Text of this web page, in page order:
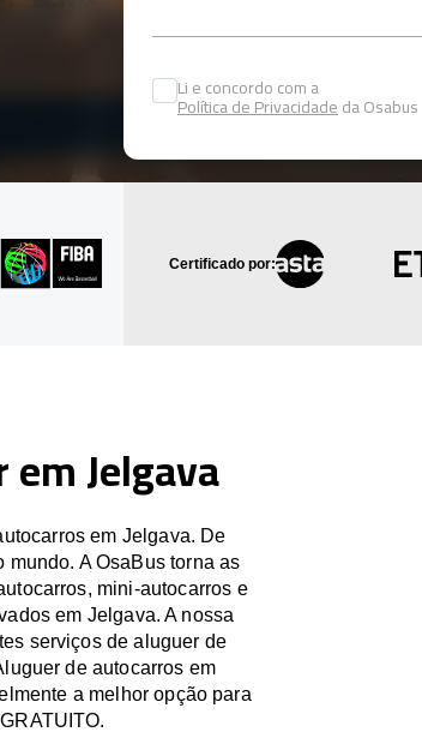
Li e concordo com a
Política de Privacidadeda Osabus
Certificado por:
Jelgava
em Jelgava. De
A OsaBus torna as
mini-autocarros e
em Jelgava. A nossa
serviços de aluguer de
de autocarros em
a melhor opção para